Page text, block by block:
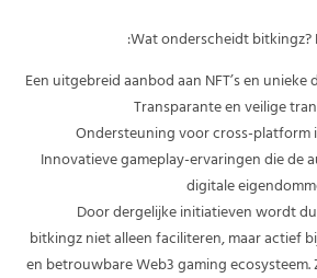
Wat onderscheidt
Een uitgebreid aanbod aan NFT’s en
Transparante en veilige
Ondersteuning voor cross-
Innovatieve gameplay-ervaringen die de
digitale
Door dergelijke initiatieven wordt
bitkingz niet alleen faciliteren, maar actief
en betrouwbare Web3 gaming